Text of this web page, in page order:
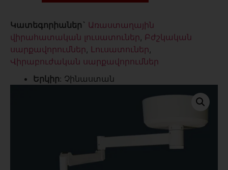
Կատեգորիաներ` Առաստաղային
վիրահատական լուսատուներ, Բժշկական
սարքավորումներ, Լուսատուներ,
Վիրաբուժական սարքավորումներ
Երկիր: Չինաստան